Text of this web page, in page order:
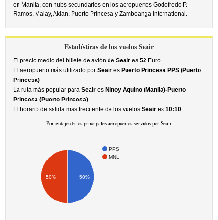
en Manila, con hubs secundarios en los aeropuertos Godofredo P.
Ramos, Malay, Aklan, Puerto Princesa y Zamboanga International.
Estadísticas de los vuelos Seair
El precio medio del billete de avión deSeair es52 Euro
El aeropuerto más utilizado porSeair es Puerto Princesa PPS (Puerto
Princesa)
La ruta más popular paraSeair es Ninoy Aquino (Manila)-Puerto
Princesa (Puerto Princesa)
El horario de salida más frecuente de los vuelosSeair es10:10
Porcentaje de los principales aeropuertos servidos por Seair
PPS
MNL
50% 50%